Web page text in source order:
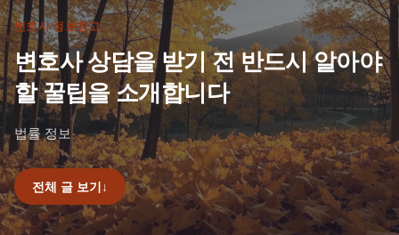
변호사 정보창고
변호사 상담을 받기 전 반드시 알아야
할 꿀팁을 소개합니다
법률 정보
전체 글 보기↓